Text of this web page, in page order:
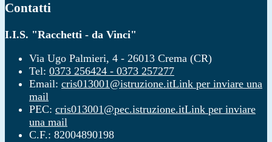
Contatti
I.I.S. "Racchetti - da Vinci"
Via Ugo Palmieri, 4 - 26013 Crema (CR)
Tel: 0373 256424 - 0373 257277
Email: cris013001@istruzione.itLink per inviare una
mail
PEC: cris013001@pec.istruzione.itLink per inviare
una mail
C.F.: 82004890198